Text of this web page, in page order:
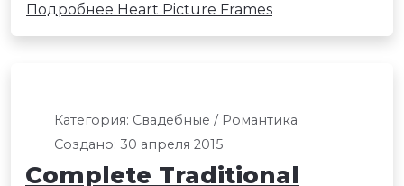
Подробнее Heart Picture Frames
Категория: Свадебные / Романтика
Создано: 30 апреля 2015
Complete Traditional